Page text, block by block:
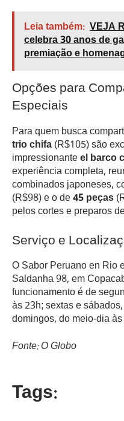
Leia também: VEJA
celebra 30 anos de
premiação e
Opções para
Especiais
Para quem busca
trio chifa(R$105) são
impressionanteel barco
experiência completa,
combinados japoneses,
(R$98) e o de45 peças
pelos cortes e preparos
Serviço e
O Sabor Peruano en Rio
Saldanha 98, em
funcionamento é de
às 23h; sextas e
domingos, do meio-dia
Fonte: O Globo
Tags: